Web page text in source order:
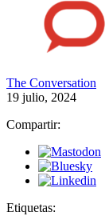
The Conversation
19 julio, 2024
Compartir:
Etiquetas: